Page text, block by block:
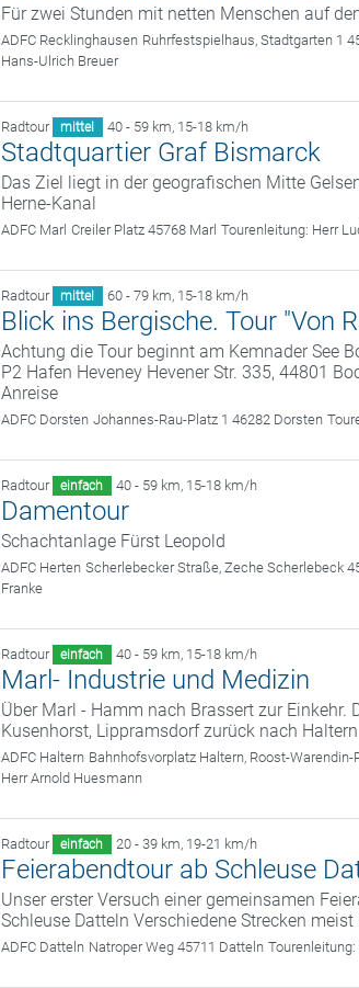
Für zwei Stunden mit netten Menschen auf
ADFC Recklinghausen Ruhrfestspielhaus, Stadtgarten 1
Hans-Ulrich Breuer
Radtour mittel 40 - 59 km, 15-18 km/h
Stadtquartier Graf Bismarck
Das Ziel liegt in der geografischen Mitte
Herne-­Kanal
ADFC Marl Creiler Platz 45768 Marl Tourenleitung: Herr
Radtour mittel 60 - 79 km, 15-18 km/h
Blick ins Bergische. Tour "Von
Achtung die Tour beginnt am Kemnader See
P2 Hafen Heveney Hevener Str. 335, 44801
Anreise
ADFC Dorsten Johannes-Rau-Platz 1 46282 Dorsten
Radtour einfach 40 - 59 km, 15-18 km/h
Damentour
Schachtanlage Fürst Leopold
ADFC Herten Scherlebecker Straße, Zeche Scherlebeck
Franke
Radtour einfach 40 - 59 km, 15-18 km/h
Marl- Industrie und Medizin
Über Marl - Hamm nach Brassert zur Einkehr.
Kusenhorst, Lippramsdorf zurück nach Haltern
ADFC Haltern Bahnhofsvorplatz Haltern, Roost-
Herr Arnold Huesmann
Radtour einfach 20 - 39 km, 19-21 km/h
Feierabendtour ab Schleuse
Unser erster Versuch einer gemeinsamen
Schleuse Datteln Verschiedene Strecken
ADFC Datteln Natroper Weg 45711 Datteln Tourenleitung: